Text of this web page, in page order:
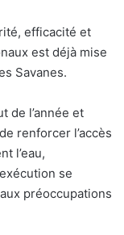
efficacité et
est déjà mise
Savanes.
de l’année et
renforcer l’accès
l’eau,
se
préoccupations